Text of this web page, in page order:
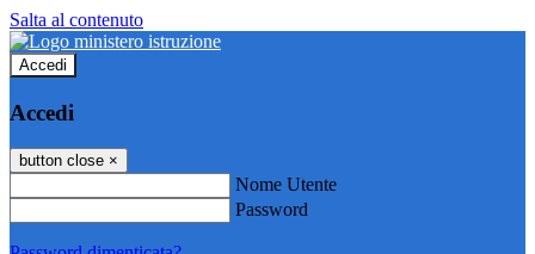
Salta al contenuto
Accedi
Accedi
button close ×
Nome Utente
Password